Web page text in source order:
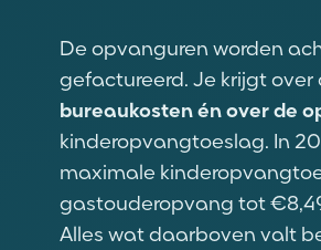
De opvanguren worden
gefactureerd. Je krijgt over
bureaukosten én over de
kinderopvangtoeslag. In
maximale
gastouderopvang tot
Alles wat daarboven valt